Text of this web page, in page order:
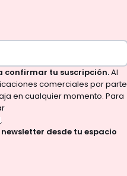
confirmar tu suscripción.Al
comerciales por parte
en cualquier momento. Para
.
desde tu espacio